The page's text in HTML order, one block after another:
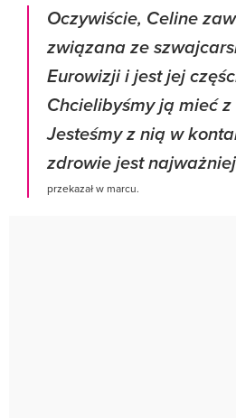
Oczywiście, Celine
związana ze
Eurowizji i jest jej
Chcielibyśmy ją mieć z
Jesteśmy z nią w
zdrowie jest
przekazał w marcu.